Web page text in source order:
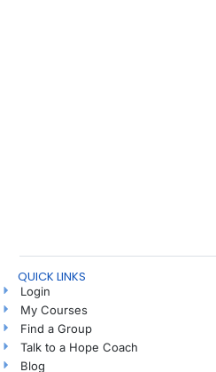
QUICK LINKS
Login
My Courses
Find a Group
Talk to a Hope Coach
Blog